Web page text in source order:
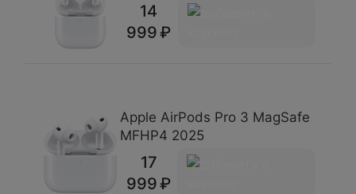
14
999
Apple AirPods Pro 3 MagSafe
MFHP4 2025
17
999